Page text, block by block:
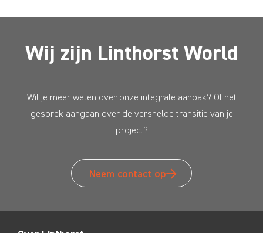
Wij zijn Linthorst World
Wil je meer weten over onze integrale aanpak? Of het
gesprek aangaan over de versnelde transitie van je
project?
Neem contact op